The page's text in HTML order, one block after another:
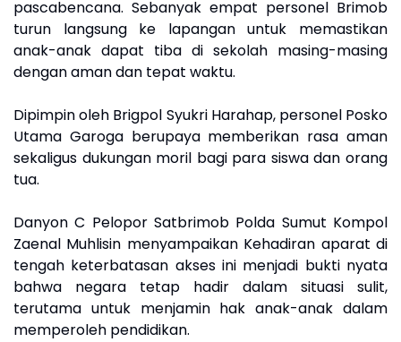
pascabencana. Sebanyak empat personel Brimob
turun langsung ke lapangan untuk memastikan
anak-anak dapat tiba di sekolah masing-masing
dengan aman dan tepat waktu.
Dipimpin oleh Brigpol Syukri Harahap, personel Posko
Utama Garoga berupaya memberikan rasa aman
sekaligus dukungan moril bagi para siswa dan orang
tua.
Danyon C Pelopor Satbrimob Polda Sumut Kompol
Zaenal Muhlisin menyampaikan Kehadiran aparat di
tengah keterbatasan akses ini menjadi bukti nyata
bahwa negara tetap hadir dalam situasi sulit,
terutama untuk menjamin hak anak-anak dalam
memperoleh pendidikan.